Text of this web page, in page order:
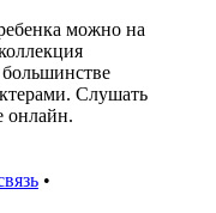
можно на
большинстве
Слушать
онлайн.
•